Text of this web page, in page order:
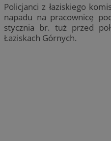
Policjanci z łaziskiego
napadu na pracownicę
stycznia br. tuż przed
Łaziskach Górnych.